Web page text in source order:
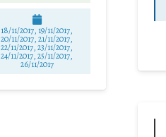
18/11/2017, 19/11/2017,
20/11/2017, 21/11/2017,
22/11/2017, 23/11/2017,
24/11/2017, 25/11/2017,
26/11/2017